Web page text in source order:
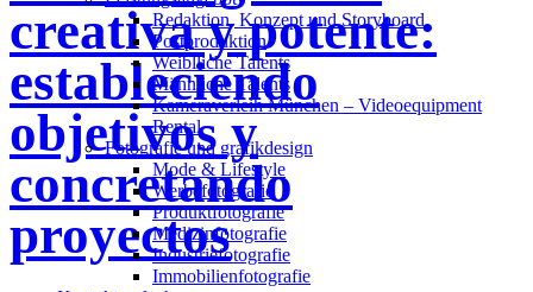
Redak­ti­on, Kon­zept und Storyboard
Post­pro­duk­ti­on
Weiblliche Talents
Männliche Talents
Kameraverleih München – Videoequipment
Rental
Fotografie und grafikdesign
Mode & Lifestyle
Werbefotografie
Produktfotografie
Medizinfotografie
Industriefotografie
Immobilienfotografie
creativa y potente:
estableciendo
objetivos y
concretando
proyectos